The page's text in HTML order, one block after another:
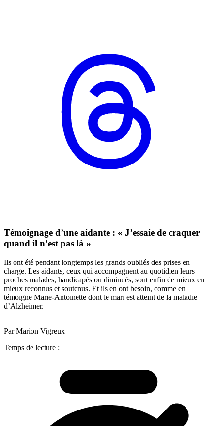
Témoignage d’une aidante : « J’essaie de craquer
quand il n’est pas là »
Ils ont été pendant longtemps les grands oubliés des prises en
charge. Les aidants, ceux qui accompagnent au quotidien leurs
proches malades, handicapés ou diminués, sont enfin de mieux en
mieux reconnus et soutenus. Et ils en ont besoin, comme en
témoigne Marie-Antoinette dont le mari est atteint de la maladie
d’Alzheimer.
Par Marion Vigreux
Temps de lecture :